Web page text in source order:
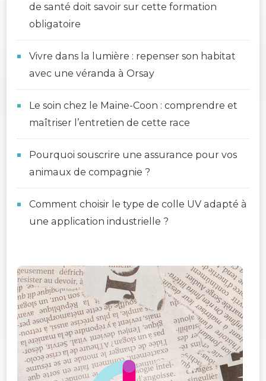
de santé doit savoir sur cette formation
obligatoire
Vivre dans la lumière : repenser son habitat
avec une véranda à Orsay
Le soin chez le Maine-Coon : comprendre et
maîtriser l’entretien de cette race
Pourquoi souscrire une assurance pour vos
animaux de compagnie ?
Comment choisir le type de colle UV adapté à
une application industrielle ?